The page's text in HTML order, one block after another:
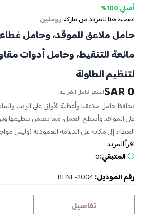
أصلي 100%
اضغط هنا للمزيد من ماركةروملين
حامل ملاعق للموقد، وحامل
مانعة للتنقيط، وحامل أدوات
لتنظيم الطاولة
0 SAR السعر شامل الضريبة
يحافظ حامل ملاعقنا وأغطية الأواني على الزيت
على المواقد وأسطح العمل، مما يضمن تنظيمها
الغطاء إلى مكانه على الدعامة العمودية (وليس
اقرأ المزيد
المتبقي:0
رقم الموديل:RLNE-2004
تفاصيل